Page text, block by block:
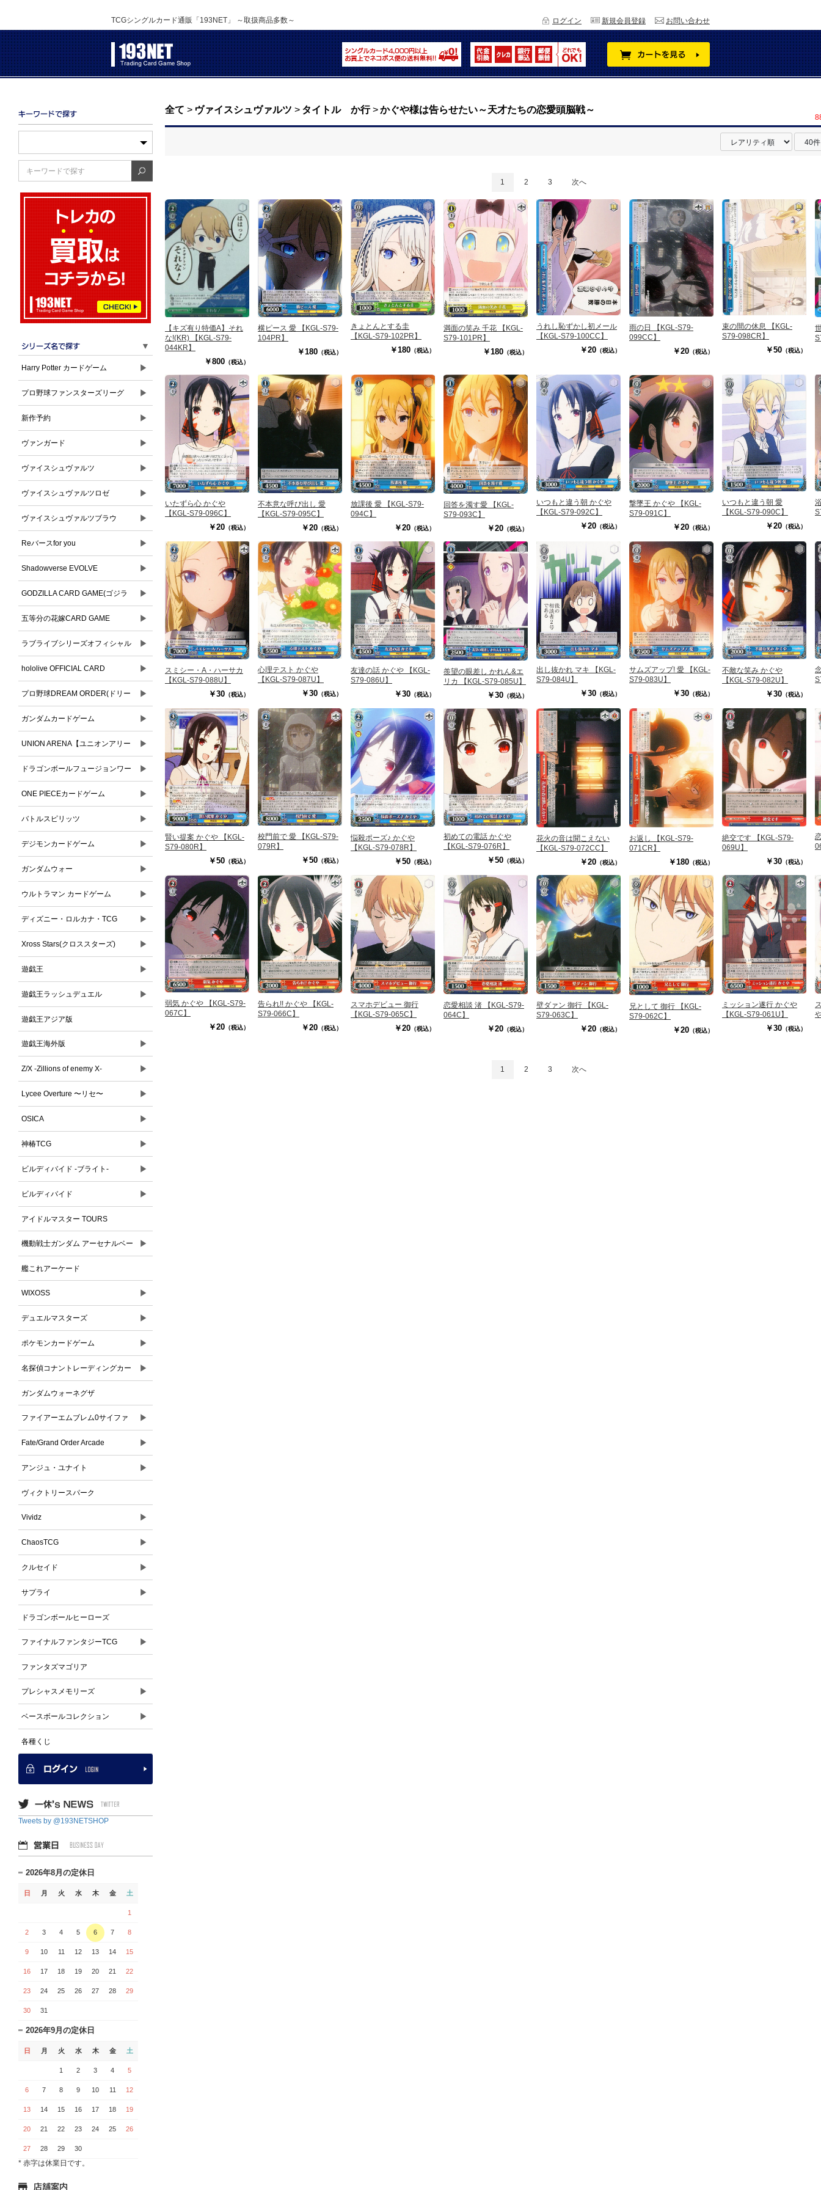
TCGシングルカード通販「193NET」 ～取扱商品多数～ お問い合わせ
新規会員登録
ログイン
▼
Harry Potter カードゲーム ▶
プロ野球ファンスターズリーグ ▶
新作予約 ▶
ヴァンガード ▶
ヴァイスシュヴァルツ ▶
ヴァイスシュヴァルツロゼ ▶
ヴァイスシュヴァルツブラウ ▶
Reバースfor you ▶
Shadowverse EVOLVE ▶
GODZILLA CARD GAME(ゴジラ
カードゲーム)
▶
五等分の花嫁CARD GAME ▶
ラブライブシリーズオフィシャル
カードゲーム
▶
hololive OFFICIAL CARD
GAME(ホロライブオフィシャルカ
ードゲーム)
▶
プロ野球DREAM ORDER(ドリー
ムオーダー)
▶
ガンダムカードゲーム ▶
UNION ARENA【ユニオンアリー
ナ】
▶
ドラゴンボールフュージョンワー
ルド
▶
ONE PIECEカードゲーム ▶
バトルスピリッツ ▶
デジモンカードゲーム ▶
ガンダムウォー ▶
ウルトラマン カードゲーム ▶
ディズニー・ロルカナ・TCG ▶
Xross Stars(クロススターズ) ▶
遊戯王 ▶
遊戯王ラッシュデュエル ▶
遊戯王アジア版
遊戯王海外版 ▶
Z/X -Zillions of enemy X- ▶
Lycee Overture 〜リセ〜 ▶
OSICA ▶
神椿TCG ▶
ビルディバイド -ブライト- ▶
ビルディバイド ▶
アイドルマスター TOURS
機動戦士ガンダム アーセナルベー
ス
▶
艦これアーケード
WIXOSS ▶
デュエルマスターズ ▶
ポケモンカードゲーム ▶
名探偵コナントレーディングカー
ドゲーム
▶
ガンダムウォーネグザ
ファイアーエムブレム0サイファ ▶
Fate/Grand Order Arcade ▶
アンジュ・ユナイト ▶
ヴィクトリースパーク
Vividz ▶
ChaosTCG ▶
クルセイド ▶
サプライ ▶
ドラゴンボールヒーローズ
ファイナルファンタジーTCG ▶
ファンタズマゴリア
プレシャスメモリーズ ▶
ベースボールコレクション ▶
各種くじ
Tweets by @193NETSHOP
2026年8月の定休日
日 月 火 水 木 金 土
1
2 3 4 5 6 7 8
9 10 11 12 13 14 15
16 17 18 19 20 21 22
23 24 25 26 27 28 29
30 31
2026年9月の定休日
日 月 火 水 木 金 土
1 2 3 4 5
6 7 8 9 10 11 12
13 14 15 16 17 18 19
20 21 22 23 24 25 26
27 28 29 30
* 赤字は休業日です。
全て > ヴァイスシュヴァルツ > タイトル か行 > かぐや様は告らせたい～天才たちの恋愛頭脳戦～
1 2 3 次へ
【キズ有り特価A】それ
な!(KR) 【KGL-S79-
044KR】
￥800 （税込）
横ピース 愛 【KGL-S79-
104PR】
￥180 （税込）
きょとんとする圭
【KGL-S79-102PR】
￥180 （税込）
満面の笑み 千花 【KGL-
S79-101PR】
￥180 （税込）
うれし恥ずかし初メール
【KGL-S79-100CC】
￥20 （税込）
雨の日 【KGL-S79-
099CC】
￥20 （税込）
束の間の休息 【KGL-
S79-098CR】
￥50 （税込）
いたずら心 かぐや
【KGL-S79-096C】
￥20 （税込）
不本意な呼び出し 愛
【KGL-S79-095C】
￥20 （税込）
放課後 愛 【KGL-S79-
094C】
￥20 （税込）
回答を濁す愛 【KGL-
S79-093C】
￥20 （税込）
いつもと違う朝 かぐや
【KGL-S79-092C】
￥20 （税込）
撃墜王 かぐや 【KGL-
S79-091C】
￥20 （税込）
いつもと違う朝 愛
【KGL-S79-090C】
￥20 （税込）
スミシー・A・ハーサカ
【KGL-S79-088U】
￥30 （税込）
心理テスト かぐや
【KGL-S79-087U】
￥30 （税込）
友達の話 かぐや 【KGL-
S79-086U】
￥30 （税込）
羨望の眼差し かれん&エ
リカ 【KGL-S79-085U】
￥30 （税込）
出し抜かれ マキ 【KGL-
S79-084U】
￥30 （税込）
サムズアップ! 愛 【KGL-
S79-083U】
￥30 （税込）
不敵な笑み かぐや
【KGL-S79-082U】
￥30 （税込）
賢い提案 かぐや 【KGL-
S79-080R】
￥50 （税込）
校門前で 愛 【KGL-S79-
079R】
￥50 （税込）
悩殺ポーズ♪ かぐや
【KGL-S79-078R】
￥50 （税込）
初めての電話 かぐや
【KGL-S79-076R】
￥50 （税込）
花火の音は聞こえない
【KGL-S79-072CC】
￥20 （税込）
お返し 【KGL-S79-
071CR】
￥180 （税込）
絶交です 【KGL-S79-
069U】
￥30 （税込）
弱気 かぐや 【KGL-S79-
067C】
￥20 （税込）
告られ!! かぐや 【KGL-
S79-066C】
￥20 （税込）
スマホデビュー 御行
【KGL-S79-065C】
￥20 （税込）
恋愛相談 渚 【KGL-S79-
064C】
￥20 （税込）
壁ダァン 御行 【KGL-
S79-063C】
￥20 （税込）
兄として 御行 【KGL-
S79-062C】
￥20 （税込）
ミッション遂行 かぐや
【KGL-S79-061U】
￥30 （税込）
1 2 3 次へ